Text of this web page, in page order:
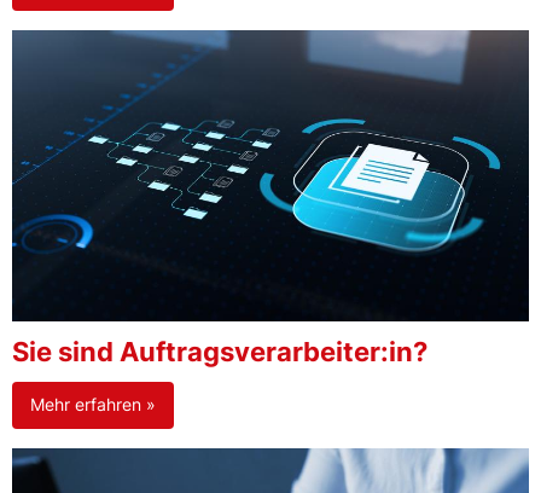
Sie sind Auftragsverarbeiter:in?
Mehr erfahren »